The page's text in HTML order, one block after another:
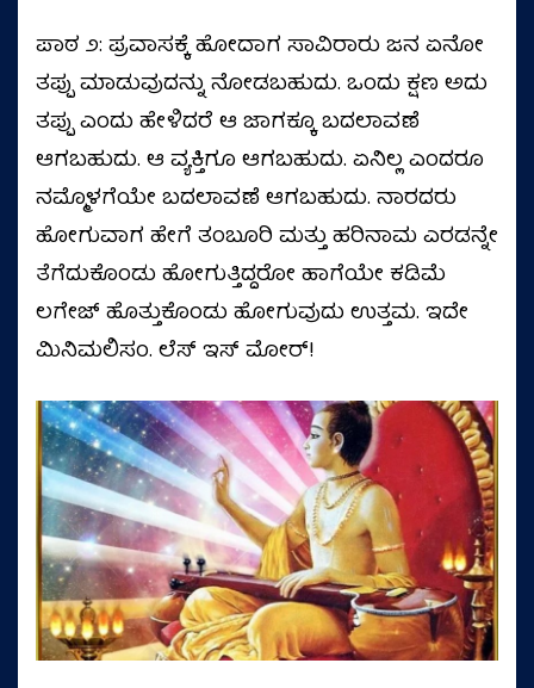
ಪಾಠ ೨: ಪ್ರವಾಸಕ್ಕೆ ಹೋದಾಗ ಸಾವಿರಾರು ಜನ ಏನೋ
ತಪ್ಪು ಮಾಡುವುದನ್ನು ನೋಡಬಹುದು. ಒಂದು ಕ್ಷಣ ಅದು
ತಪ್ಪು ಎಂದು ಹೇಳಿದರೆ ಆ ಜಾಗಕ್ಕೂ ಬದಲಾವಣೆ
ಆಗಬಹುದು. ಆ ವ್ಯಕ್ತಿಗೂ ಆಗಬಹುದು. ಏನಿಲ್ಲ ಎಂದರೂ
ನಮ್ಮೊಳಗೆಯೇ ಬದಲಾವಣೆ ಆಗಬಹುದು. ನಾರದರು
ಹೋಗುವಾಗ ಹೇಗೆ ತಂಬೂರಿ ಮತ್ತು ಹರಿನಾಮ ಎರಡನ್ನೇ
ತೆಗೆದುಕೊಂಡು ಹೋಗುತ್ತಿದ್ದರೋ ಹಾಗೆಯೇ ಕಡಿಮೆ
ಲಗೇಜ್‌ ಹೊತ್ತುಕೊಂಡು ಹೋಗುವುದು ಉತ್ತಮ. ಇದೇ
ಮಿನಿಮಲಿಸಂ. ಲೆಸ್‌ ಇಸ್‌ ಮೋರ್‌!